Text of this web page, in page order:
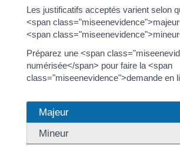
Les justificatifs acceptés varient selon
<span
<span
Préparez une <span
numérisée</span> pour faire la <span
class="miseenevidence">demande en
Majeur
Mineur